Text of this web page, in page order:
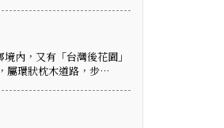
境內，又有「台灣後花園」
屬環狀枕木道路，步…